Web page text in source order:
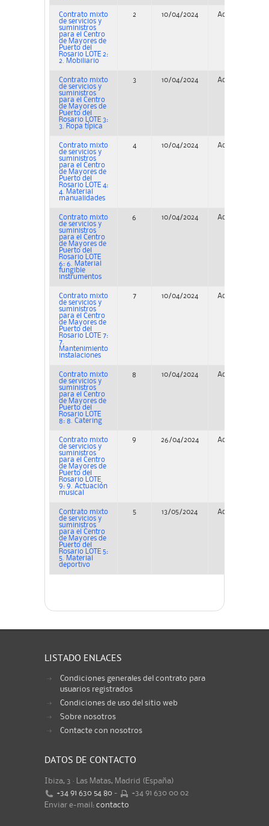
Contrato mixto
de servicios y
suministros
para el Centro
de Mayores de
Puerto del
Rosario LOTE 2:
2. Mobiliario
2 10/04/2024 Adjudicación
Contrato mixto
de servicios y
suministros
para el Centro
de Mayores de
Puerto del
Rosario LOTE 3:
3. Ropa típica
3 10/04/2024 Adjudicación
Contrato mixto
de servicios y
suministros
para el Centro
de Mayores de
Puerto del
Rosario LOTE 4:
4. Material
manualidades
4 10/04/2024 Adjudicación
Contrato mixto
de servicios y
suministros
para el Centro
de Mayores de
Puerto del
Rosario LOTE
6: 6. Material
fungible
instrumentos
6 10/04/2024 Adjudicación
Contrato mixto
de servicios y
suministros
para el Centro
de Mayores de
Puerto del
Rosario LOTE 7:
7.
Mantenimiento
instalaciones
7 10/04/2024 Adjudicación
Contrato mixto
de servicios y
suministros
para el Centro
de Mayores de
Puerto del
Rosario LOTE
8: 8. Catering
8 10/04/2024 Adjudicación
Contrato mixto
de servicios y
suministros
para el Centro
de Mayores de
Puerto del
Rosario LOTE
9: 9. Actuación
musical
9 26/04/2024 Adjudicación
Contrato mixto
de servicios y
suministros
para el Centro
de Mayores de
Puerto del
Rosario LOTE 5:
5. Material
deportivo
5 13/05/2024 Adjudicación
LISTADO ENLACES
Condiciones generales del contrato para
usuarios registrados
Condiciones de uso del sitio web
Sobre nosotros
Contacte con nosotros
DATOS DE CONTACTO
Ibiza, 3 · Las Matas, Madrid (España)
+34 91 630 54 80 -
+34 91 630 00 02
Enviar e-mail: contacto